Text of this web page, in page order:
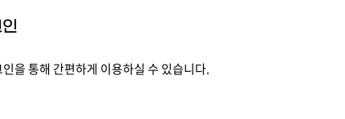
을 통해 간편하게 이용하실 수 있습니다.